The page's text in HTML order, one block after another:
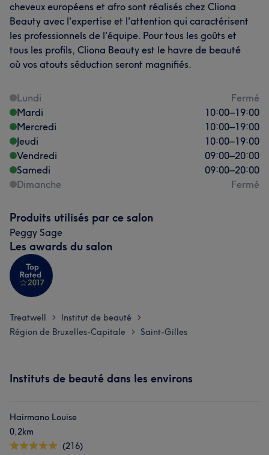
cheveux européens et afro sont réalisés chez Cliona
Beauty avec l'expertise et l'attention qui caractérisent
les professionnels de l'équipe. Pour tous les goûts et
tous les profils, Cliona Beauty est le havre de beauté
où vos atouts séduction seront magnifiés.
Lundi
Fermé
Mardi
10:00–19:00
Mercredi
10:00–19:00
Jeudi
10:00–19:00
Vendredi
09:00–20:00
Samedi
09:00–20:00
Dimanche
Fermé
Produits utilisés par ce salon
Peggy Sage
Les awards du salon
Treatwell > Institut de beauté >
Région de Bruxelles-Capitale > Saint-Gilles
Instituts de beauté dans les environs
Hairmano Louise
0,2km
(216)